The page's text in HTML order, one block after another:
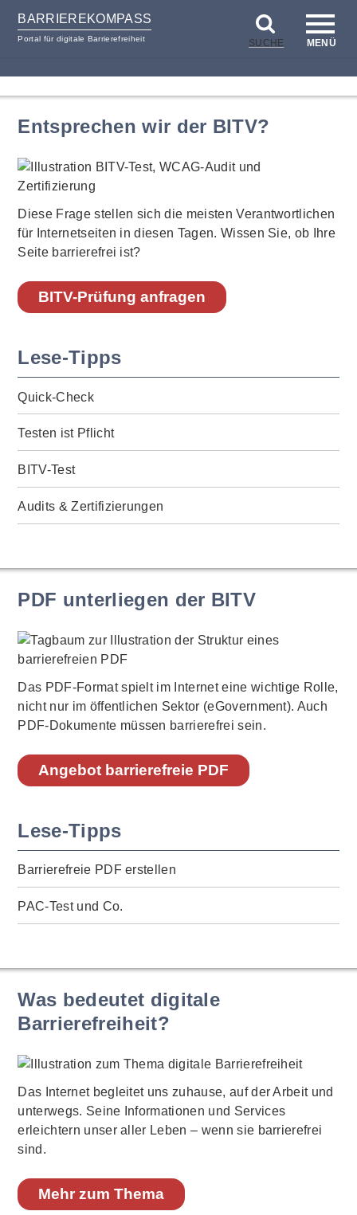
BARRIEREKOMPASS
Portal für digitale Barrierefreiheit SUCHE MENÜ
Entsprechen wir der BITV?
Diese Frage stellen sich die meisten Verantwortlichen
für Internetseiten in diesen Tagen. Wissen Sie, ob Ihre
Seite barrierefrei ist?
BITV-Prüfung anfragen
Lese-Tipps
Quick-Check
Testen ist Pflicht
BITV-Test
Audits & Zertifizierungen
PDF unterliegen der BITV
Das PDF-Format spielt im Internet eine wichtige Rolle,
nicht nur im öffentlichen Sektor (eGovernment). Auch
PDF-Dokumente müssen barrierefrei sein.
Angebot barrierefreie PDF
Lese-Tipps
Barrierefreie PDF erstellen
PAC-Test und Co.
Was bedeutet digitale
Barrierefreiheit?
Das Internet begleitet uns zuhause, auf der Arbeit und
unterwegs. Seine Informationen und Services
erleichtern unser aller Leben – wenn sie barrierefrei
sind.
Mehr zum Thema